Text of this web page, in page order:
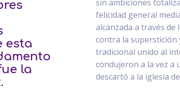
esta
la
sin ambiciones
felicidad general
alcanzada a través de
contra la superstición
tradicional unido al
condujeron a la vez a
descartó a la iglesia